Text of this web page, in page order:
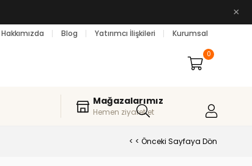
×
Hakkımızda Blog Yatırımcı İlişkileri Kurumsal
0
Mağazalarımız
Hemen ziyaret et
< < Önceki Sayfaya Dön